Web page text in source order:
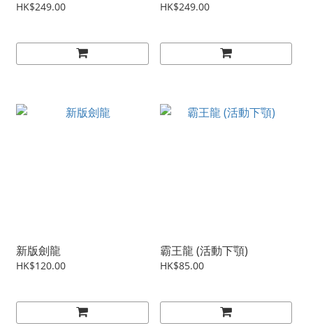
HK$249.00 HK$249.00
新版劍龍
HK$120.00
霸王龍 (活動下顎)
HK$85.00